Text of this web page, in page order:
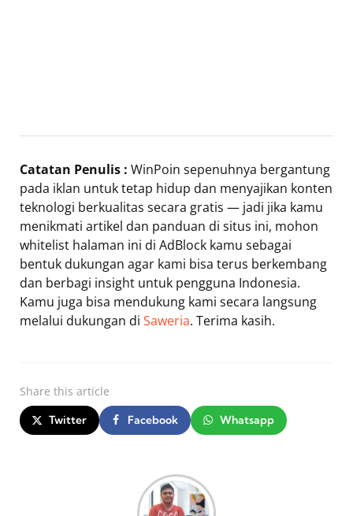
Catatan Penulis : WinPoin sepenuhnya bergantung
pada iklan untuk tetap hidup dan menyajikan konten
teknologi berkualitas secara gratis — jadi jika kamu
menikmati artikel dan panduan di situs ini, mohon
whitelist halaman ini di AdBlock kamu sebagai
bentuk dukungan agar kami bisa terus berkembang
dan berbagi insight untuk pengguna Indonesia.
Kamu juga bisa mendukung kami secara langsung
melalui dukungan di Saweria. Terima kasih.
Share this article
Twitter Facebook Whatsapp